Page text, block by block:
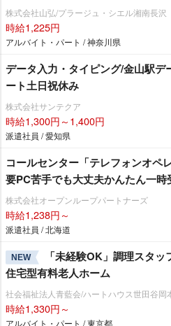
株式会社山弘/プラージュ・シエル湘南長沢
時給1,225円
アルバイト・パート / 神奈川県
データ入力・タイピング/金山駅デ
ート土日祝休み
株式会社サンテクア
時給1,300円～1,400円
派遣社員 / 愛知県
コールセンター「テレフォンオペ
要PC苦手でも大丈夫かんたん一時
株式会社オープンループパートナーズ
時給1,238円～
派遣社員 / 北海道
NEW
「未経験OK」調理スタ
住宅型有料老人ホーム
社会福祉法人青藍会/ハートハウス世田谷岡
時給1,330円～
アルバイト・パート / 東京都